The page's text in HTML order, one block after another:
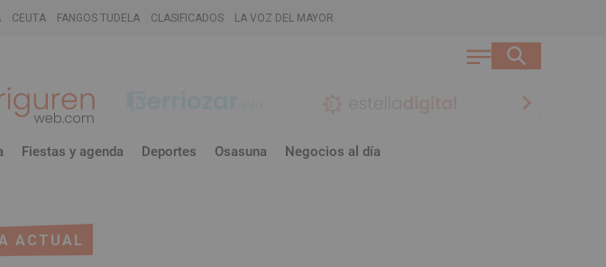
CEUTA FANGOS TUDELA CLASIFICADOS LA VOZ DEL MAYOR
chevron_right
Fiestas y agenda Deportes Osasuna Negocios al día
ACTUAL